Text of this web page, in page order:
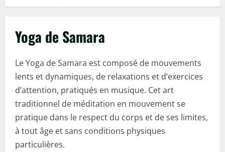
Yoga de Samara
Le Yoga de Samara est composé de mouvements
lents et dynamiques, de relaxations et d’exercices
d’attention, pratiqués en musique. Cet art
traditionnel de méditation en mouvement se
pratique dans le respect du corps et de ses limites,
à tout âge et sans conditions physiques
particulières.